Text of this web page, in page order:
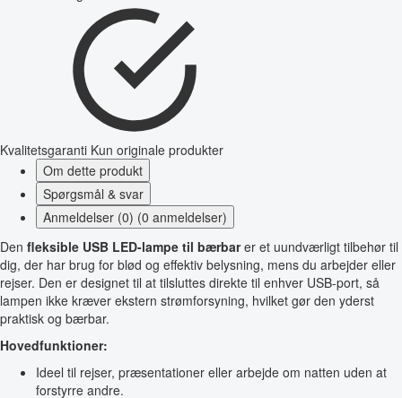
Kvalitetsgaranti Kun originale produkter
Om dette produkt
Spørgsmål & svar
Anmeldelser (0) (0 anmeldelser)
Den fleksible USB LED-lampe til bærbarer et uundværligt tilbehør til
dig, der har brug for blød og effektiv belysning, mens du arbejder eller
rejser. Den er designet til at tilsluttes direkte til enhver USB-port, så
lampen ikke kræver ekstern strømforsyning, hvilket gør den yderst
praktisk og bærbar.
Hovedfunktioner:
Ideel til rejser, præsentationer eller arbejde om natten uden at
forstyrre andre.